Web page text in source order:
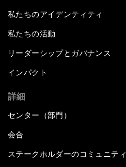
私たちのアイデンティティ
私たちの活動
リーダーシップとガバナンス
インパクト
詳細
センター（部門）
会合
ステークホルダーのコミュニティ